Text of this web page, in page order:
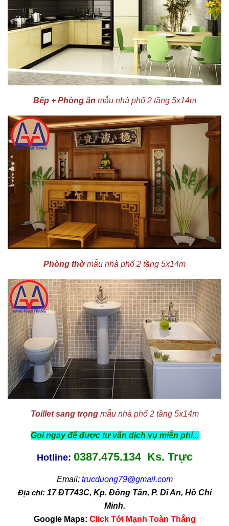
Bếp + Phòng ăn mẫu nhà phố 2 tầng 5x14m
Phòng thờmẫu nhà phố 2 tầng 5x14m
Toillet sang trọngmẫu nhà phố 2 tầng 5x14m
Gọi ngay để được tư vấn dịch vụ miễn phí...
Hotline: 0387.475.134 Ks. Trực
Email: trucduong79@gmail.com
Địa chỉ: 17 ĐT743C, Kp. Đông Tân, P. Dĩ An, Hồ Chí
Minh.
Google Maps: Click Tới Mạnh Toàn Thắng